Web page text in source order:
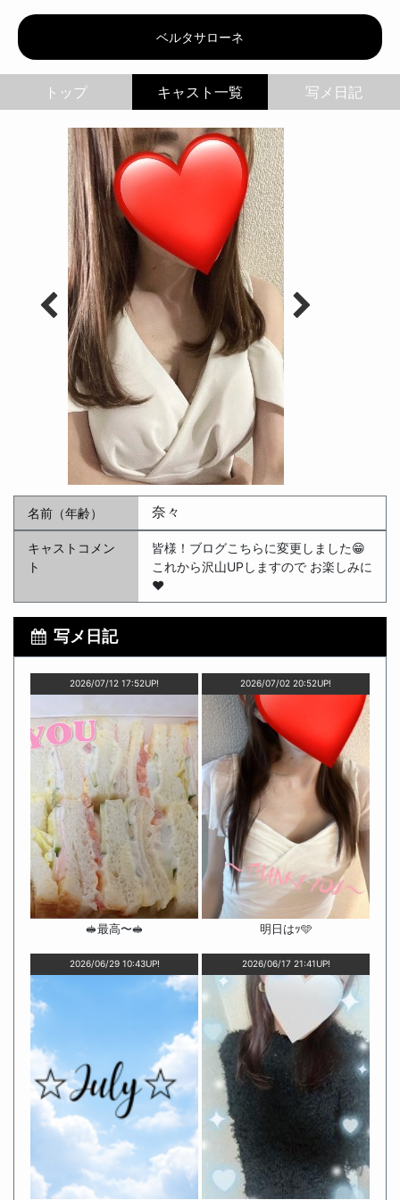
ベルタサローネ | 奈々
ベルタサローネ
トップ 写メ日記
名前（年齢） 奈々
キャストコメン
ト
皆様！ブログこちらに変更しました😁
これから沢山UPしますので お楽しみに
❤️
写メ日記
2026/07/12 17:52UP!
🥪最高〜🥪
2026/07/02 20:52UP!
明日はｯ🩵
2026/06/29 10:43UP! 2026/06/17 21:41UP!